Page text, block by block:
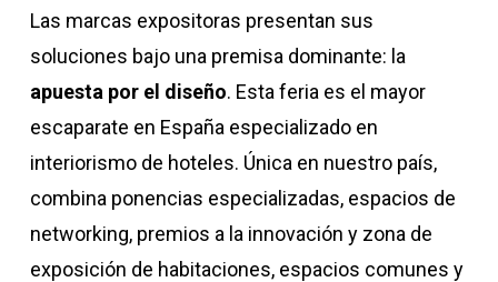
Las marcas expositoras presentan sus
soluciones bajo una premisa dominante: la
apuesta por el diseño. Esta feria es el mayor
escaparate en España especializado en
interiorismo de hoteles. Única en nuestro país,
combina ponencias especializadas, espacios de
networking, premios a la innovación y zona de
exposición de habitaciones, espacios comunes y